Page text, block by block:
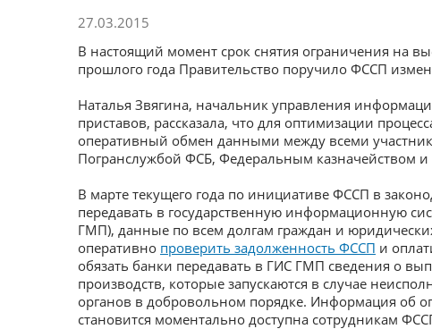
27.03.2015
В настоящий момент срок снятия ограничения на
прошлого года Правительство поручило ФССП
Наталья Звягина, начальник управления
приставов, рассказала, что для оптимизации
оперативный обмен данными между всеми
Погранслужбой ФСБ, Федеральным казначейством
В марте текущего года по инициативе ФССП в
передавать в государственную информационную
ГМП), данные по всем долгам граждан и
оперативно проверить задолженность ФССП и
обязать банки передавать в ГИС ГМП сведения о
производств, которые запускаются в случае
органов в добровольном порядке. Информация об
становится моментально доступна сотрудникам